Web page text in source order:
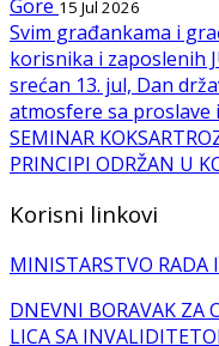
Gore 15 Jul 2026
Svim građankama i
korisnika i zaposlenih
srećan 13. jul, Dan
atmosfere sa proslave
SEMINAR
PRINCIPI ODRŽAN U
Korisni linkovi
MINISTARSTVO RADA
DNEVNI BORAVAK ZA
LICA SA